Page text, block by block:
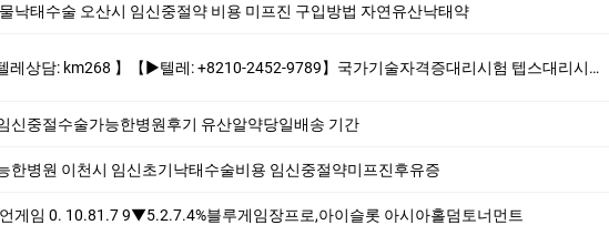
낙태수술 오산시 임신중절약 비용 미프진 구입방법 자연유산낙­태약
: +8210-2452-9789】국가기술자격증대리시험 텝스대리시험 토익대리시험 ✅본 업체는 1:1채팅으로만 상담해드립니다 오픈채팅$텔레채널/그룹 상담한적 없습니다!! 24시간
신중절수술가능한병원후기 유산알약당일배송 기간
한병원 이천시 임신초기낙태수술비용 임신중절약미프진후유증
게임 0. 10.81.7 9▼5.2.7.4%블루게임장프로,아이슬롯 아시아홀덤토너먼트